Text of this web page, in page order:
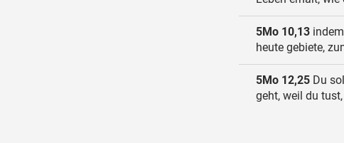
5Mo 10,13
heute gebiete,
5Mo 12,25 Du
geht, weil du